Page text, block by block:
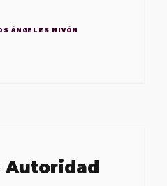
ÁNGELES NIVÓN
Autoridad